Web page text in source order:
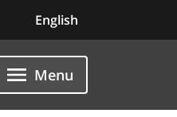
English
Menu